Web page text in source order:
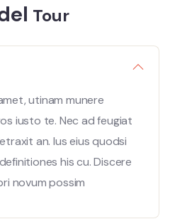
Tour
utinam munere
iusto te. Nec ad feugiat
an. Ius eius quodsi
his cu. Discere
novum possim